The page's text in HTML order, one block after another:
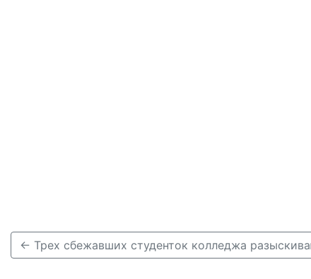
← Трех сбежавших студенток колледжа